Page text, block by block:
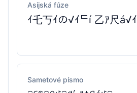
Asijská fúze
ｲ乇丂ｲの√ｲᄃí 乙ｱ尺á√ｲ
Sametové písmo